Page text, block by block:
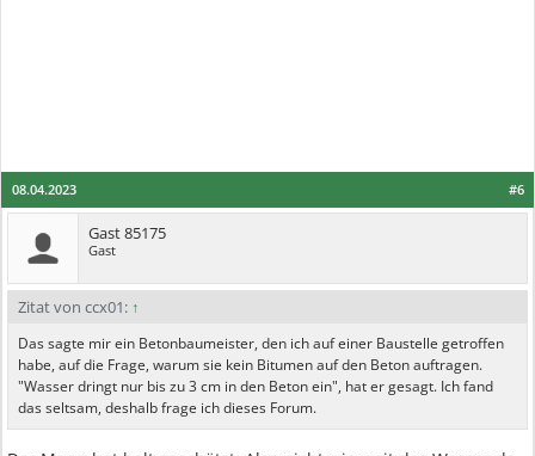
#6
08.04.2023
Gast 85175
Gast
Zitat von ccx01: ↑
Das sagte mir ein Betonbaumeister, den ich auf einer Baustelle getroffen
habe, auf die Frage, warum sie kein Bitumen auf den Beton auftragen.
"Wasser dringt nur bis zu 3 cm in den Beton ein", hat er gesagt. Ich fand
das seltsam, deshalb frage ich dieses Forum.